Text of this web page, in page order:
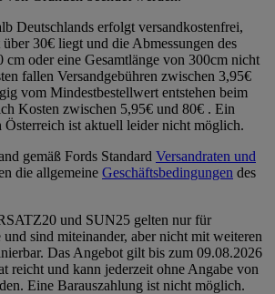
Deutschlands erfolgt versandkostenfrei,
30€ liegt und die Abmessungen des
oder eine Gesamtlänge von 300cm nicht
fallen Versandgebühren zwischen 3,95€
vom Mindestbestellwert entstehen beim
Kosten zwischen 5,95€ und 80€ . Ein
Österreich ist aktuell leider nicht möglich.
gemäß Fords Standard Versandraten und
die allgemeine Geschäftsbedingungen des
und SUN25 gelten nur für
sind miteinander, aber nicht mit weiteren
Das Angebot gilt bis zum 09.08.2026
reicht und kann jederzeit ohne Angabe von
Eine Barauszahlung ist nicht möglich.